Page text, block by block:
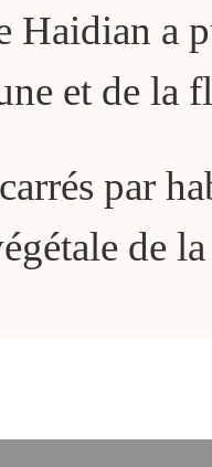
Haidian a
et de la
par
de